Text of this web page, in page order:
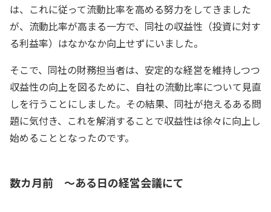
は、これに従って流動比率を高める努力をしてきました
が、流動比率が高まる一方で、同社の収益性（投資に対す
る利益率）はなかなか向上せずにいました。
そこで、同社の財務担当者は、安定的な経営を維持しつつ
収益性の向上を図るために、自社の流動比率について見直
しを行うことにしました。その結果、同社が抱えるある問
題に気付き、これを解消することで収益性は徐々に向上し
始めることとなったのです。
数カ月前 ～ある日の経営会議にて